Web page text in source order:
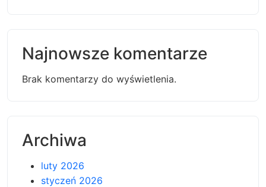
Najnowsze komentarze
Brak komentarzy do wyświetlenia.
Archiwa
luty 2026
styczeń 2026